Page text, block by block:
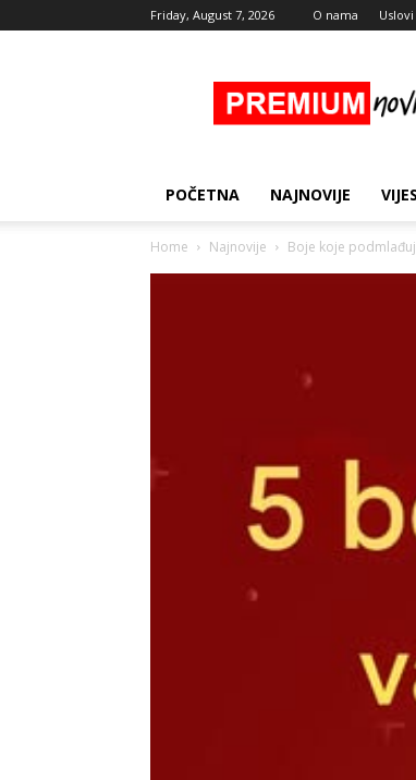
Friday, August 7, 2026 O nama
Novine
POČETNA NAJNOVIJE
Home Najnovije Boje koje